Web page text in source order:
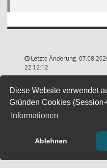
Diese Website verwendet
Gründen Cookies
Informationen
Ablehnen
Letzte Änderung:
22:12:12